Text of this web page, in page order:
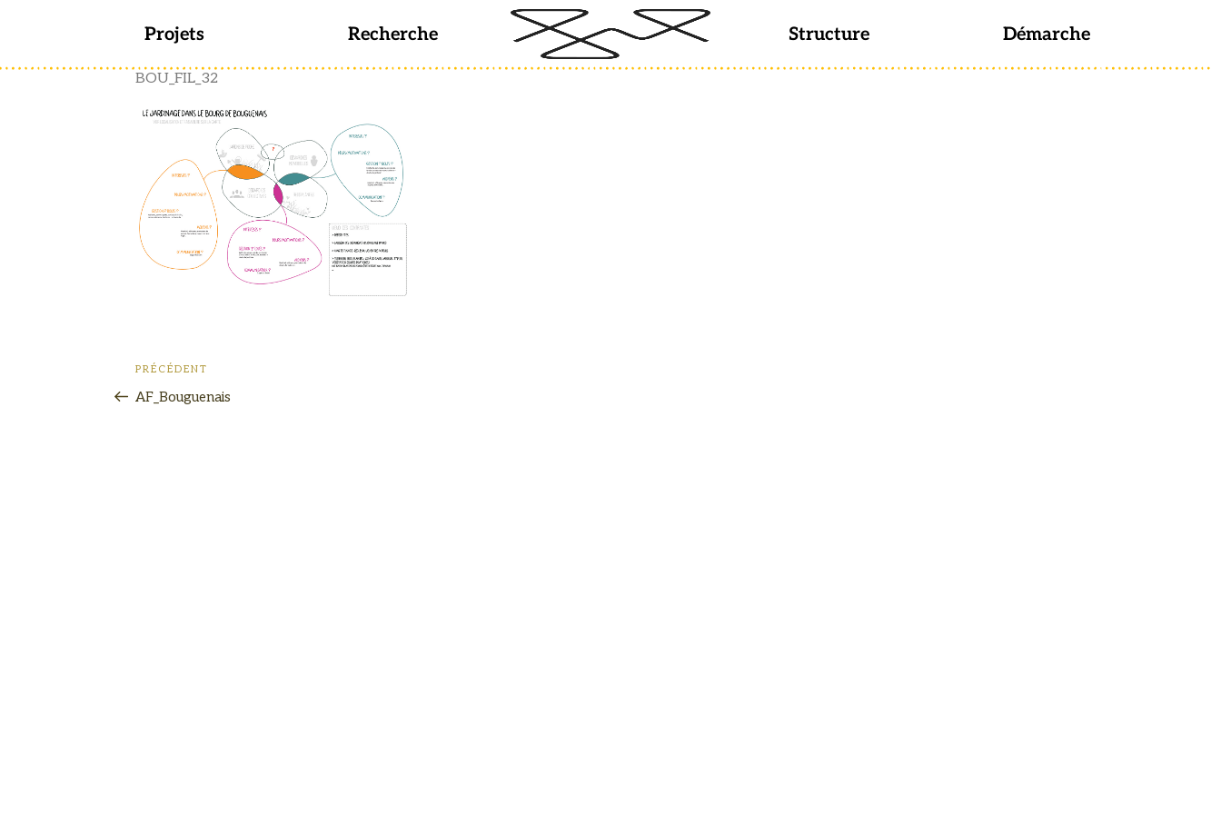
Projets Recherche Structure Démarche
BOU_FIL_32
PRÉCÉDENT
AF_Bouguenais